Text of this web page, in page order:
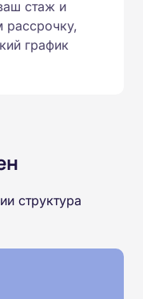
стаж и
рассрочку,
график
структура